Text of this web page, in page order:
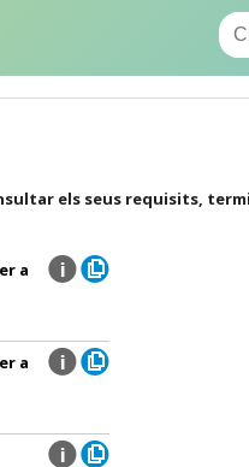
els seus requisits,
a
a